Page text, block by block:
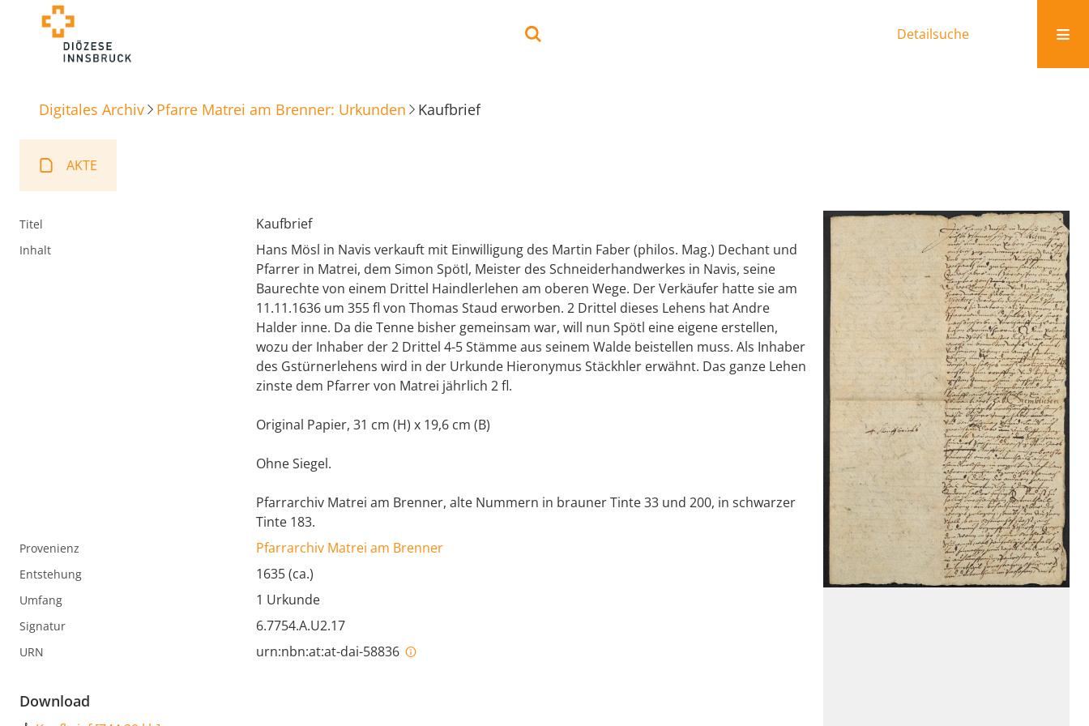
Detailsuche
Digitales Archiv Pfarre Matrei am Brenner: Urkunden Kaufbrief
AKTE
Titel Kaufbrief
Inhalt
Hans Mösl in Navis verkauft mit Einwilligung des Martin Faber (philos. Mag.) Dechant und
Pfarrer in Matrei, dem Simon Spötl, Meister des Schneiderhandwerkes in Navis, seine
Baurechte von einem Drittel Haindlerlehen am oberen Wege. Der Verkäufer hatte sie am
11.11.1636 um 355 fl von Thomas Staud erworben. 2 Drittel dieses Lehens hat Andre
Halder inne. Da die Tenne bisher gemeinsam war, will nun Spötl eine eigene erstellen,
wozu der Inhaber der 2 Drittel 4-5 Stämme aus seinem Walde beistellen muss. Als Inhaber
des Gstürnerlehens wird in der Urkunde Hieronymus Stäckhler erwähnt. Das ganze Lehen
zinste dem Pfarrer von Matrei jährlich 2 fl.
Original Papier, 31 cm (H) x 19,6 cm (B)
Ohne Siegel.
Pfarrarchiv Matrei am Brenner, alte Nummern in brauner Tinte 33 und 200, in schwarzer
Tinte 183.
Provenienz Pfarrarchiv Matrei am Brenner
Entstehung 1635 (ca.)
Umfang 1 Urkunde
Signatur 6.7754.A.U2.17
URN urn:nbn:at:at-dai-58836
Download